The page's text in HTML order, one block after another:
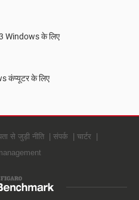
Windows के लिए
कंप्यूटर के लिए
से जुड़ी नीति संपर्क
चार्टर